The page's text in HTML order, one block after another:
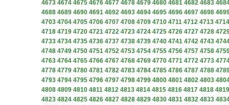
4673 4674 4675 4676 4677 4678 4679 4680 4681 4682 4683
4688 4689 4690 4691 4692 4693 4694 4695 4696 4697 4698
4703 4704 4705 4706 4707 4708 4709 4710 4711 4712 4713 4714
4718 4719 4720 4721 4722 4723 4724 4725 4726 4727 4728
4733 4734 4735 4736 4737 4738 4739 4740 4741 4742 4743
4748 4749 4750 4751 4752 4753 4754 4755 4756 4757 4758
4763 4764 4765 4766 4767 4768 4769 4770 4771 4772 4773
4778 4779 4780 4781 4782 4783 4784 4785 4786 4787 4788
4793 4794 4795 4796 4797 4798 4799 4800 4801 4802 4803
4808 4809 4810 4811 4812 4813 4814 4815 4816 4817 4818 4819
4823 4824 4825 4826 4827 4828 4829 4830 4831 4832 4833